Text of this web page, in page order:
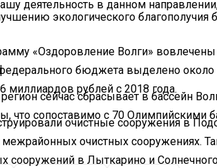
деятельность в данном направлении,
экологического благополучия
«Оздоровление Волги» вовлечены
бюджета выделено около
миллиардов рублей с 2018 года.
регион сейчас сбрасывает в бассейн
что сопоставимо с 70 Олимпийскими
очистные сооружения в
очистных сооружениях.
сооружений в Лыткарино и